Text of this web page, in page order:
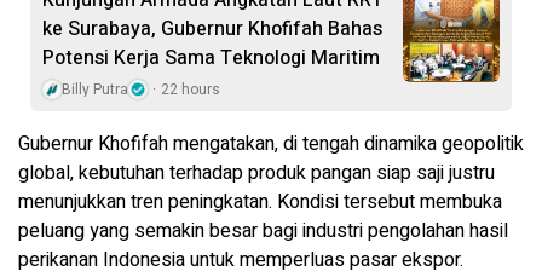
ke Surabaya, Gubernur Khofifah Bahas
Potensi Kerja Sama Teknologi Maritim
Billy Putra 22 hours
Gubernur Khofifah mengatakan, di tengah dinamika geopolitik
global, kebutuhan terhadap produk pangan siap saji justru
menunjukkan tren peningkatan. Kondisi tersebut membuka
peluang yang semakin besar bagi industri pengolahan hasil
perikanan Indonesia untuk memperluas pasar ekspor.